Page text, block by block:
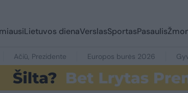
Lietuvos dienaVerslasSportasPasaulis
Ačiū, Prezidente Europos burės 2026